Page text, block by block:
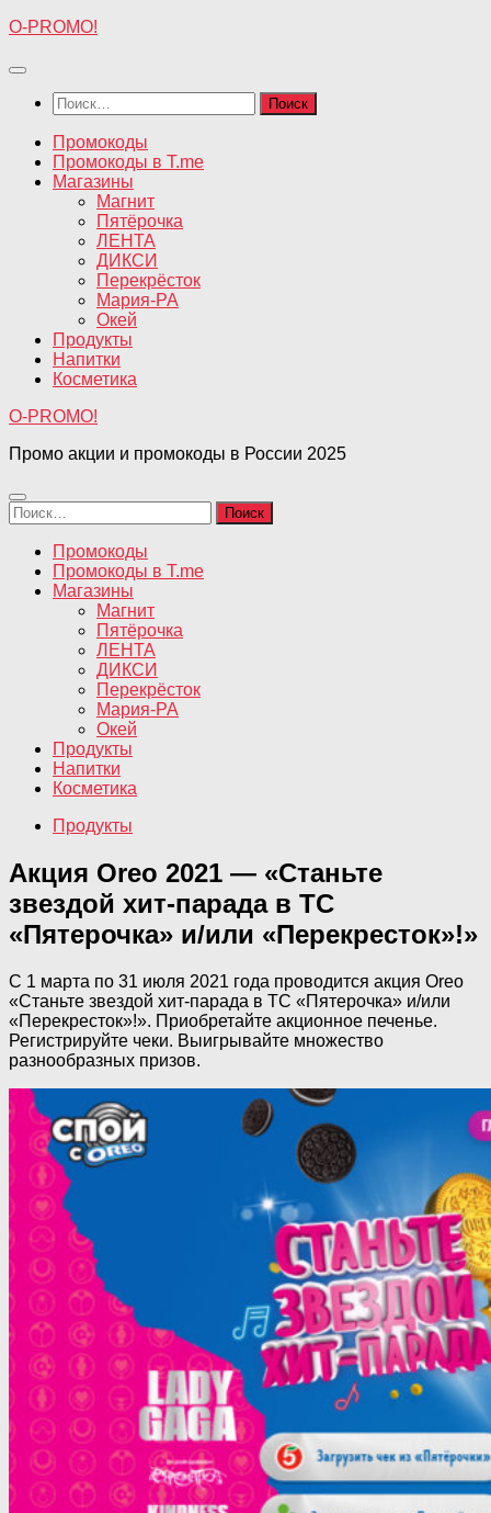
Перейти
содержимому
O-PROMO!
Найти:
Промокоды
Промокоды в T.me
Магазины
Магнит
Пятёрочка
ЛЕНТА
ДИКСИ
Перекрёсток
Мария-РА
Окей
Продукты
Напитки
Косметика
O-PROMO!
Промо акции и промокоды в России 2025
Найти:
Промокоды
Промокоды в T.me
Магазины
Магнит
Пятёрочка
ЛЕНТА
ДИКСИ
Перекрёсток
Мария-РА
Окей
Продукты
Напитки
Косметика
Продукты
Акция Oreo 2021 — «Станьте
звездой хит-парада в ТС
«Пятерочка» и/или «Перекресток»!»
С 1 марта по 31 июля 2021 года проводится акция Oreo
«Станьте звездой хит-парада в ТС «Пятерочка» и/или
«Перекресток»!». Приобретайте акционное печенье.
Регистрируйте чеки. Выигрывайте множество
разнообразных призов.